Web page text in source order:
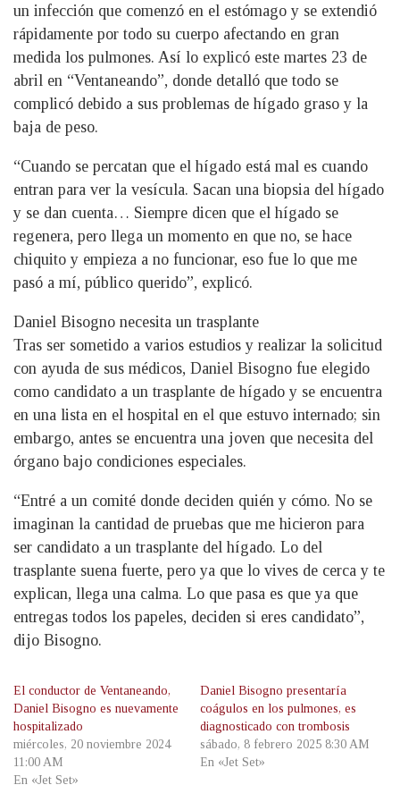
un infección que comenzó en el estómago y se extendió
rápidamente por todo su cuerpo afectando en gran
medida los pulmones. Así lo explicó este martes 23 de
abril en “Ventaneando”, donde detalló que todo se
complicó debido a sus problemas de hígado graso y la
baja de peso.
“Cuando se percatan que el hígado está mal es cuando
entran para ver la vesícula. Sacan una biopsia del hígado
y se dan cuenta… Siempre dicen que el hígado se
regenera, pero llega un momento en que no, se hace
chiquito y empieza a no funcionar, eso fue lo que me
pasó a mí, público querido”, explicó.
Daniel Bisogno necesita un trasplante
Tras ser sometido a varios estudios y realizar la solicitud
con ayuda de sus médicos, Daniel Bisogno fue elegido
como candidato a un trasplante de hígado y se encuentra
en una lista en el hospital en el que estuvo internado; sin
embargo, antes se encuentra una joven que necesita del
órgano bajo condiciones especiales.
“Entré a un comité donde deciden quién y cómo. No se
imaginan la cantidad de pruebas que me hicieron para
ser candidato a un trasplante del hígado. Lo del
trasplante suena fuerte, pero ya que lo vives de cerca y te
explican, llega una calma. Lo que pasa es que ya que
entregas todos los papeles, deciden si eres candidato”,
dijo Bisogno.
El conductor de Ventaneando,
Daniel Bisogno es nuevamente
hospitalizado
miércoles, 20 noviembre 2024
11:00 AM
En «Jet Set»
Daniel Bisogno presentaría
coágulos en los pulmones, es
diagnosticado con trombosis
sábado, 8 febrero 2025 8:30 AM
En «Jet Set»